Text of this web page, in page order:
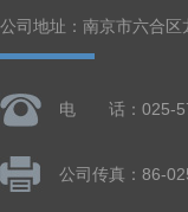
公司地址：南京市六合
电 话：025-
公司传真：86-